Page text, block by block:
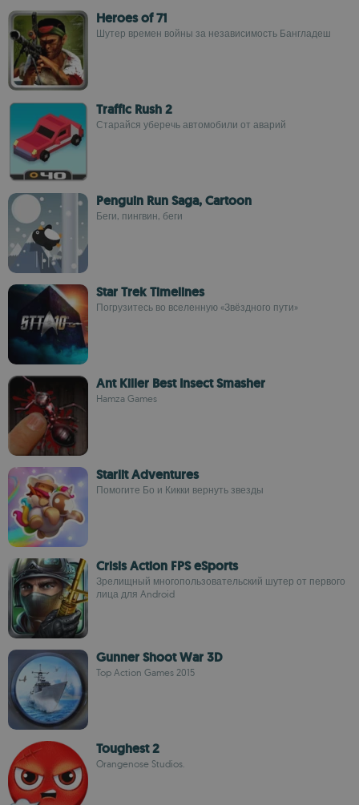
Heroes of 71
Шутер времен войны за независимость Бангладеш
Traffic Rush 2
Старайся уберечь автомобили от аварий
Penguin Run Saga, Cartoon
Беги, пингвин, беги
Star Trek Timelines
Погрузитесь во вселенную «Звёздного пути»
Ant Killer Best Insect Smasher
Hamza Games
Starlit Adventures
Помогите Бо и Кикки вернуть звезды
Crisis Action FPS eSports
Зрелищный многопользовательский шутер от первого
лица для Android
Gunner Shoot War 3D
Top Action Games 2015
Toughest 2
Orangenose Studios.